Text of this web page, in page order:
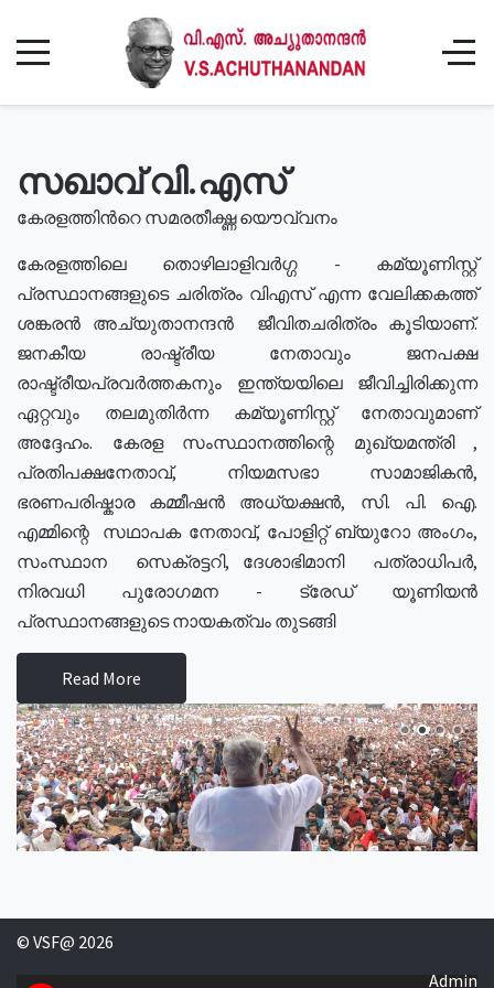
സഖാവ് വി.എസ്
കേരളത്തിൻറെ സമരതീക്ഷ്ണ യൌവ്വനം
കേരളത്തിലെ തൊഴിലാളിവർഗ്ഗ - കമ്യൂണിസ്റ്റ്
പ്രസ്ഥാനങ്ങളുടെ ചരിത്രം വിഎസ് എന്ന വേലിക്കകത്ത്
ശങ്കരൻ അച്യുതാനന്ദൻ ജീവിതചരിത്രം കൂടിയാണ്.
ജനകീയ രാഷ്ട്രീയ നേതാവും ജനപക്ഷ
രാഷ്ട്രീയപ്രവർത്തകനും ഇന്ത്യയിലെ ജീവിച്ചിരിക്കുന്ന
ഏറ്റവും തലമുതിർന്ന കമ്യൂണിസ്റ്റ് നേതാവുമാണ്
അദ്ദേഹം. കേരള സംസ്ഥാനത്തിന്റെ മുഖ്യമന്ത്രി ,
പ്രതിപക്ഷനേതാവ്, നിയമസഭാ സാമാജികൻ,
ഭരണപരിഷ്കാര കമ്മീഷൻ അധ്യക്ഷൻ, സി. പി. ഐ.
എമ്മിന്റെ സഥാപക നേതാവ്, പോളിറ്റ് ബ്യുറോ അംഗം,
സംസ്ഥാന സെക്രട്ടറി, ദേശാഭിമാനി പത്രാധിപർ,
നിരവധി പുരോഗമന - ട്രേഡ് യൂണിയൻ
പ്രസ്ഥാനങ്ങളുടെ നായകത്വം തുടങ്ങി
Read More
© VSF@ 2026
Admin